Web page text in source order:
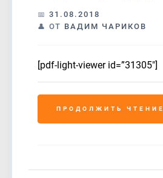
31.08.2018
ОТ ВАДИМ ЧАРИКОВ
[pdf-light-viewer id=”31305″]
ПРОДОЛЖИТЬ ЧТЕНИЕ